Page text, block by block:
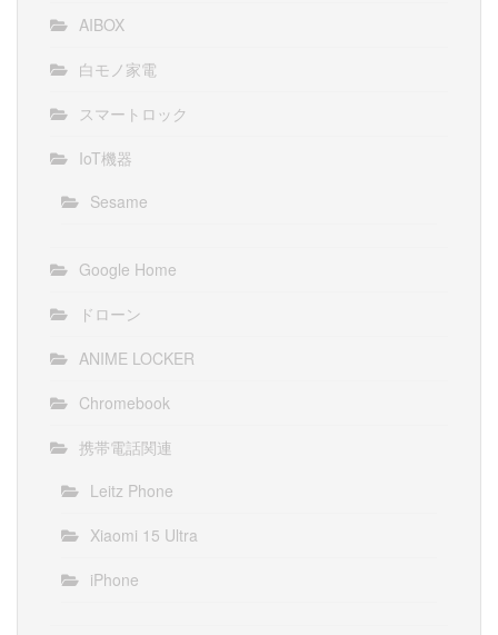
AIBOX
白モノ家電
スマートロック
IoT機器
Sesame
Google Home
ドローン
ANIME LOCKER
Chromebook
携帯電話関連
Leitz Phone
Xiaomi 15 Ultra
iPhone